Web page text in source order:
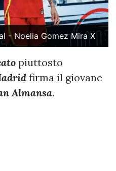
- Noelia Gomez Mira X
piuttosto
firma il giovane
Almansa.